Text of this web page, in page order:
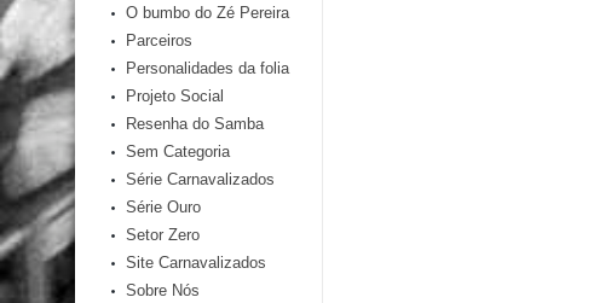
O bumbo do Zé Pereira
Parceiros
Personalidades da folia
Projeto Social
Resenha do Samba
Sem Categoria
Série Carnavalizados
Série Ouro
Setor Zero
Site Carnavalizados
Sobre Nós